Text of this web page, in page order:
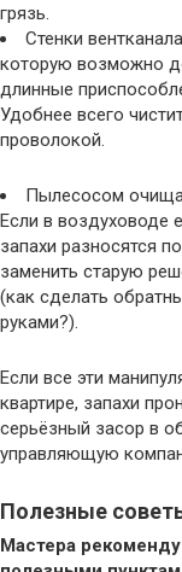
грязь.
Стенки
которую возможно
длинные
Удобнее всего
проволокой.
Пылесосом
Если в воздуховоде
запахи разносятся
заменить старую
(как сделать
руками?).
Если все эти
квартире, запахи
серьёзный засор в
управляющую
Полезные
Мастера